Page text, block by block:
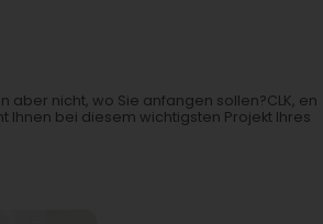
aber nicht, wo Sie anfangen sollen?CLK, en
Ihnen bei diesem wichtigsten Projekt Ihres